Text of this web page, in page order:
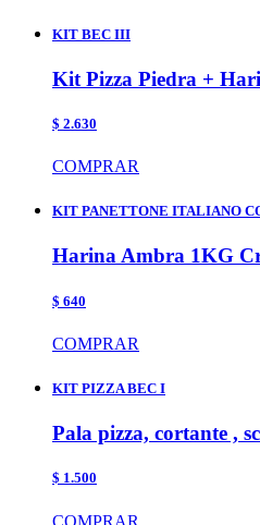
KIT BEC III
Kit Pizza Piedra +
$ 2.630
COMPRAR
KIT PANETTONE ITALIANO
Harina Ambra 1KG
$ 640
COMPRAR
KIT PIZZA BEC I
Pala pizza, cortante ,
$ 1.500
COMPRAR